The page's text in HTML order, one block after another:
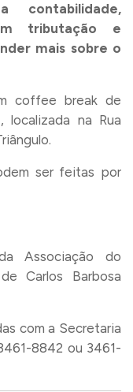
contabilidade,
tributação e
mais sobre o
coffee break de
na Rua
ser feitas por
Associação do
Carlos Barbosa
com a Secretaria
8842 ou 3461-